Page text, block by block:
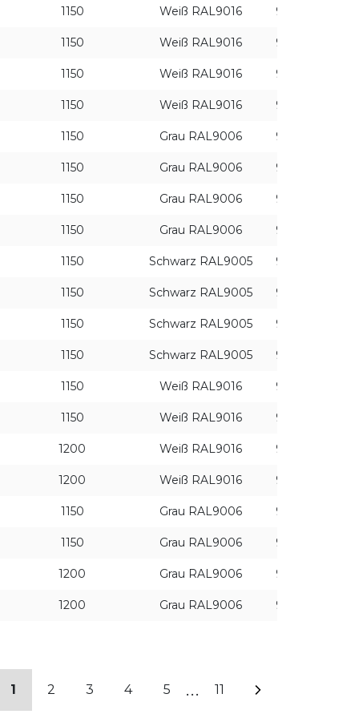
1150 Weiß RAL9016 930
1150 Weiß RAL9016 930
1150 Weiß RAL9016 940
1150 Weiß RAL9016 940
1150 Grau RAL9006 930
1150 Grau RAL9006 930
1150 Grau RAL9006 940
1150 Grau RAL9006 940
1150 Schwarz RAL9005 930
1150 Schwarz RAL9005 930
1150 Schwarz RAL9005 940
1150 Schwarz RAL9005 940
1150 Weiß RAL9016 930
1150 Weiß RAL9016 930
1200 Weiß RAL9016 940
1200 Weiß RAL9016 940
1150 Grau RAL9006 930
1150 Grau RAL9006 930
1200 Grau RAL9006 940
1200 Grau RAL9006 940
1 2 3 4 5 ... 11